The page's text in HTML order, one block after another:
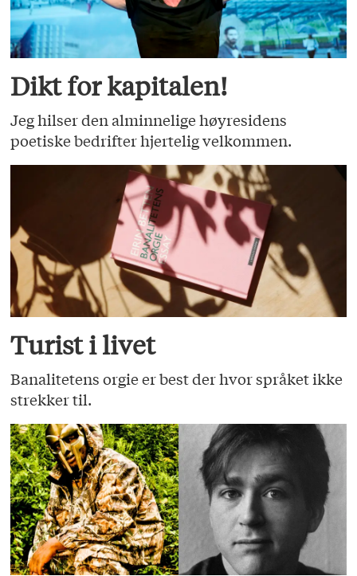
Dikt for kapitalen!
Jeg hilser den alminnelige høyresidens
poetiske bedrifter hjertelig velkommen.
Turist i livet
Banalitetens orgie er best der hvor språket ikke
strekker til.